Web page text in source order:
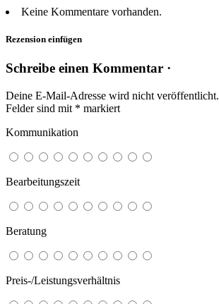
Keine Kommentare vorhanden.
Rezension einfügen
Schreibe einen Kommentar ·
Deine E-Mail-Adresse wird nicht veröffentlicht.
Felder sind mit * markiert
Kommunikation
Bearbeitungszeit
Beratung
Preis-/Leistungsverhältnis